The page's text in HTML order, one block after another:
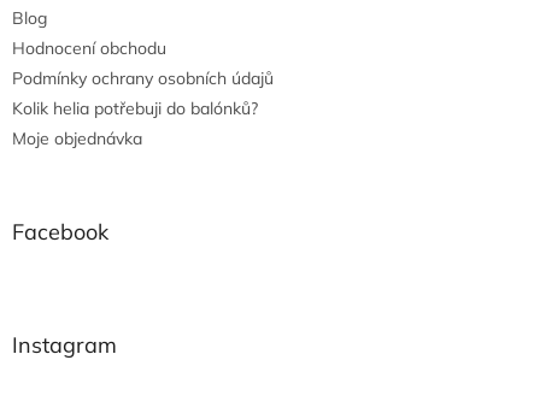
Blog
Hodnocení obchodu
Podmínky ochrany osobních údajů
Kolik helia potřebuji do balónků?
Moje objednávka
Facebook
Instagram